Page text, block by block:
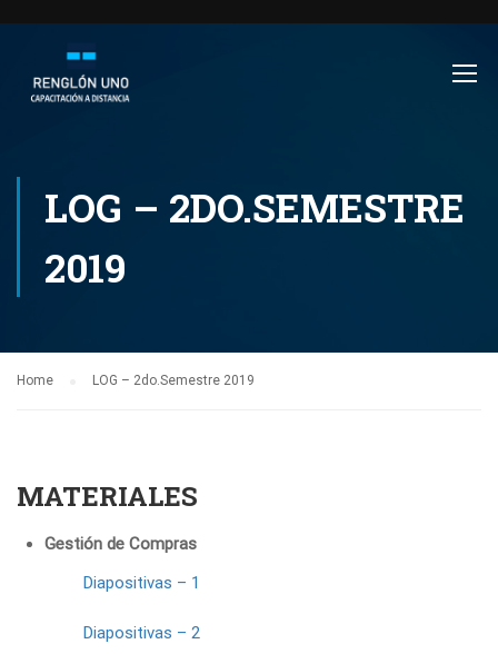
LOG – 2DO.SEMESTRE
2019
Home LOG – 2do.Semestre 2019
MATERIALES
Gestión de Compras
Diapositivas – 1
Diapositivas – 2